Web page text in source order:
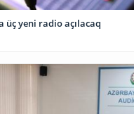
üç yeni radio açılacaq